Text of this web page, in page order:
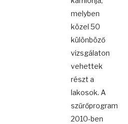
melyben
közel 50
különböző
vizsgálaton
vehettek
részt a
lakosok. A
szűrőprogram
2010-ben